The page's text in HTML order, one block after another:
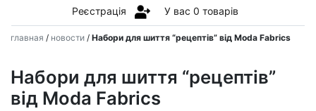
Реєстрація У вас 0 товарів
главная / новости / Набори для шиття “рецептів” від Moda Fabrics
Набори для шиття “рецептів”
від Moda Fabrics